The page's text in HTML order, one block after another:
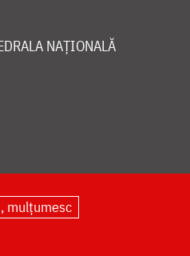
NAȚIONALĂ
mulțumesc